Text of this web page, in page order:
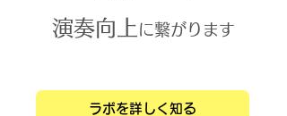
演奏向上 に繋がります​
ラボを詳しく知る